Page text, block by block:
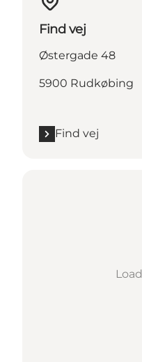
Find vej
Østergade 48
5900 Rudkøbing
Find vej